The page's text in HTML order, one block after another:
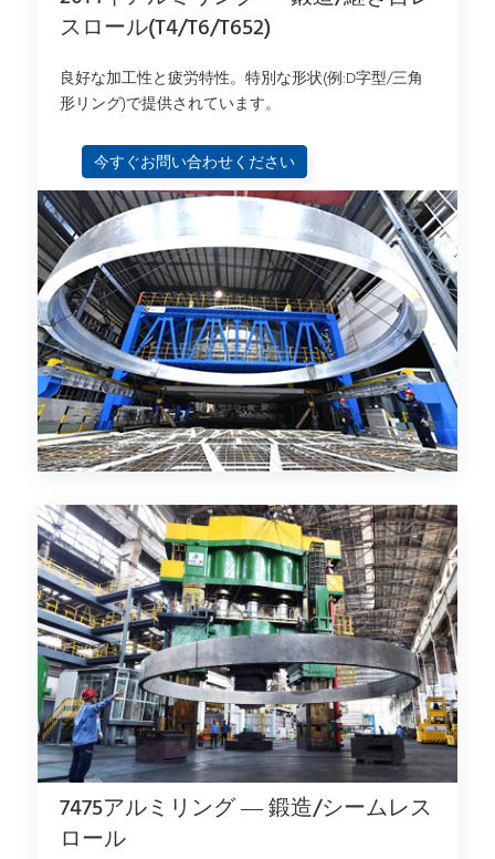
スロール(T4/T6/T652)
良好な加工性と疲労特性。特別な形状(例:D字型/三角
形リング)で提供されています。
今すぐお問い合わせください
7475アルミリング — 鍛造/シームレス
ロール